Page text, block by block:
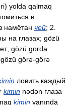
yolda qalmaq
в
намётан чей; 2.
на глазах; gözü
gözü gorda
gözü görə-görə
ловить каждый
kimin nədən глаза
kimin yanında